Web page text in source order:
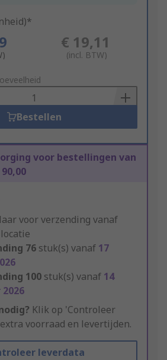
€ 19,11
(incl. BTW)
Bestellen
voor bestellingen van
voor verzending vanaf
76 stuk(s) vanaf 17
100 stuk(s) vanaf 14
Klik op 'Controleer
voorraad en levertijden.
leverdata